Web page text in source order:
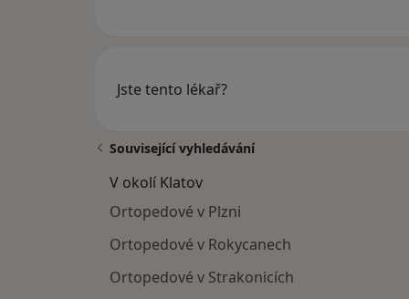
Jste tento lékař?
Související vyhledávání
V okolí Klatov
Ortopedové v Plzni
Ortopedové v Rokycanech
Ortopedové v Strakonicích